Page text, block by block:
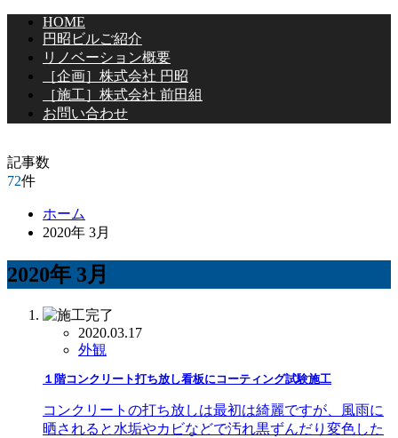
HOME
円昭ビルご紹介
リノベーション概要
［企画］株式会社 円昭
［施工］株式会社 前田組
お問い合わせ
記事数
72件
ホーム
2020年 3月
2020年 3月
2020.03.17
外観
１階コンクリート打ち放し看板にコーティング試験施工
コンクリートの打ち放しは最初は綺麗ですが、風雨に
晒されると水垢やカビなどで汚れ黒ずんだり変色した